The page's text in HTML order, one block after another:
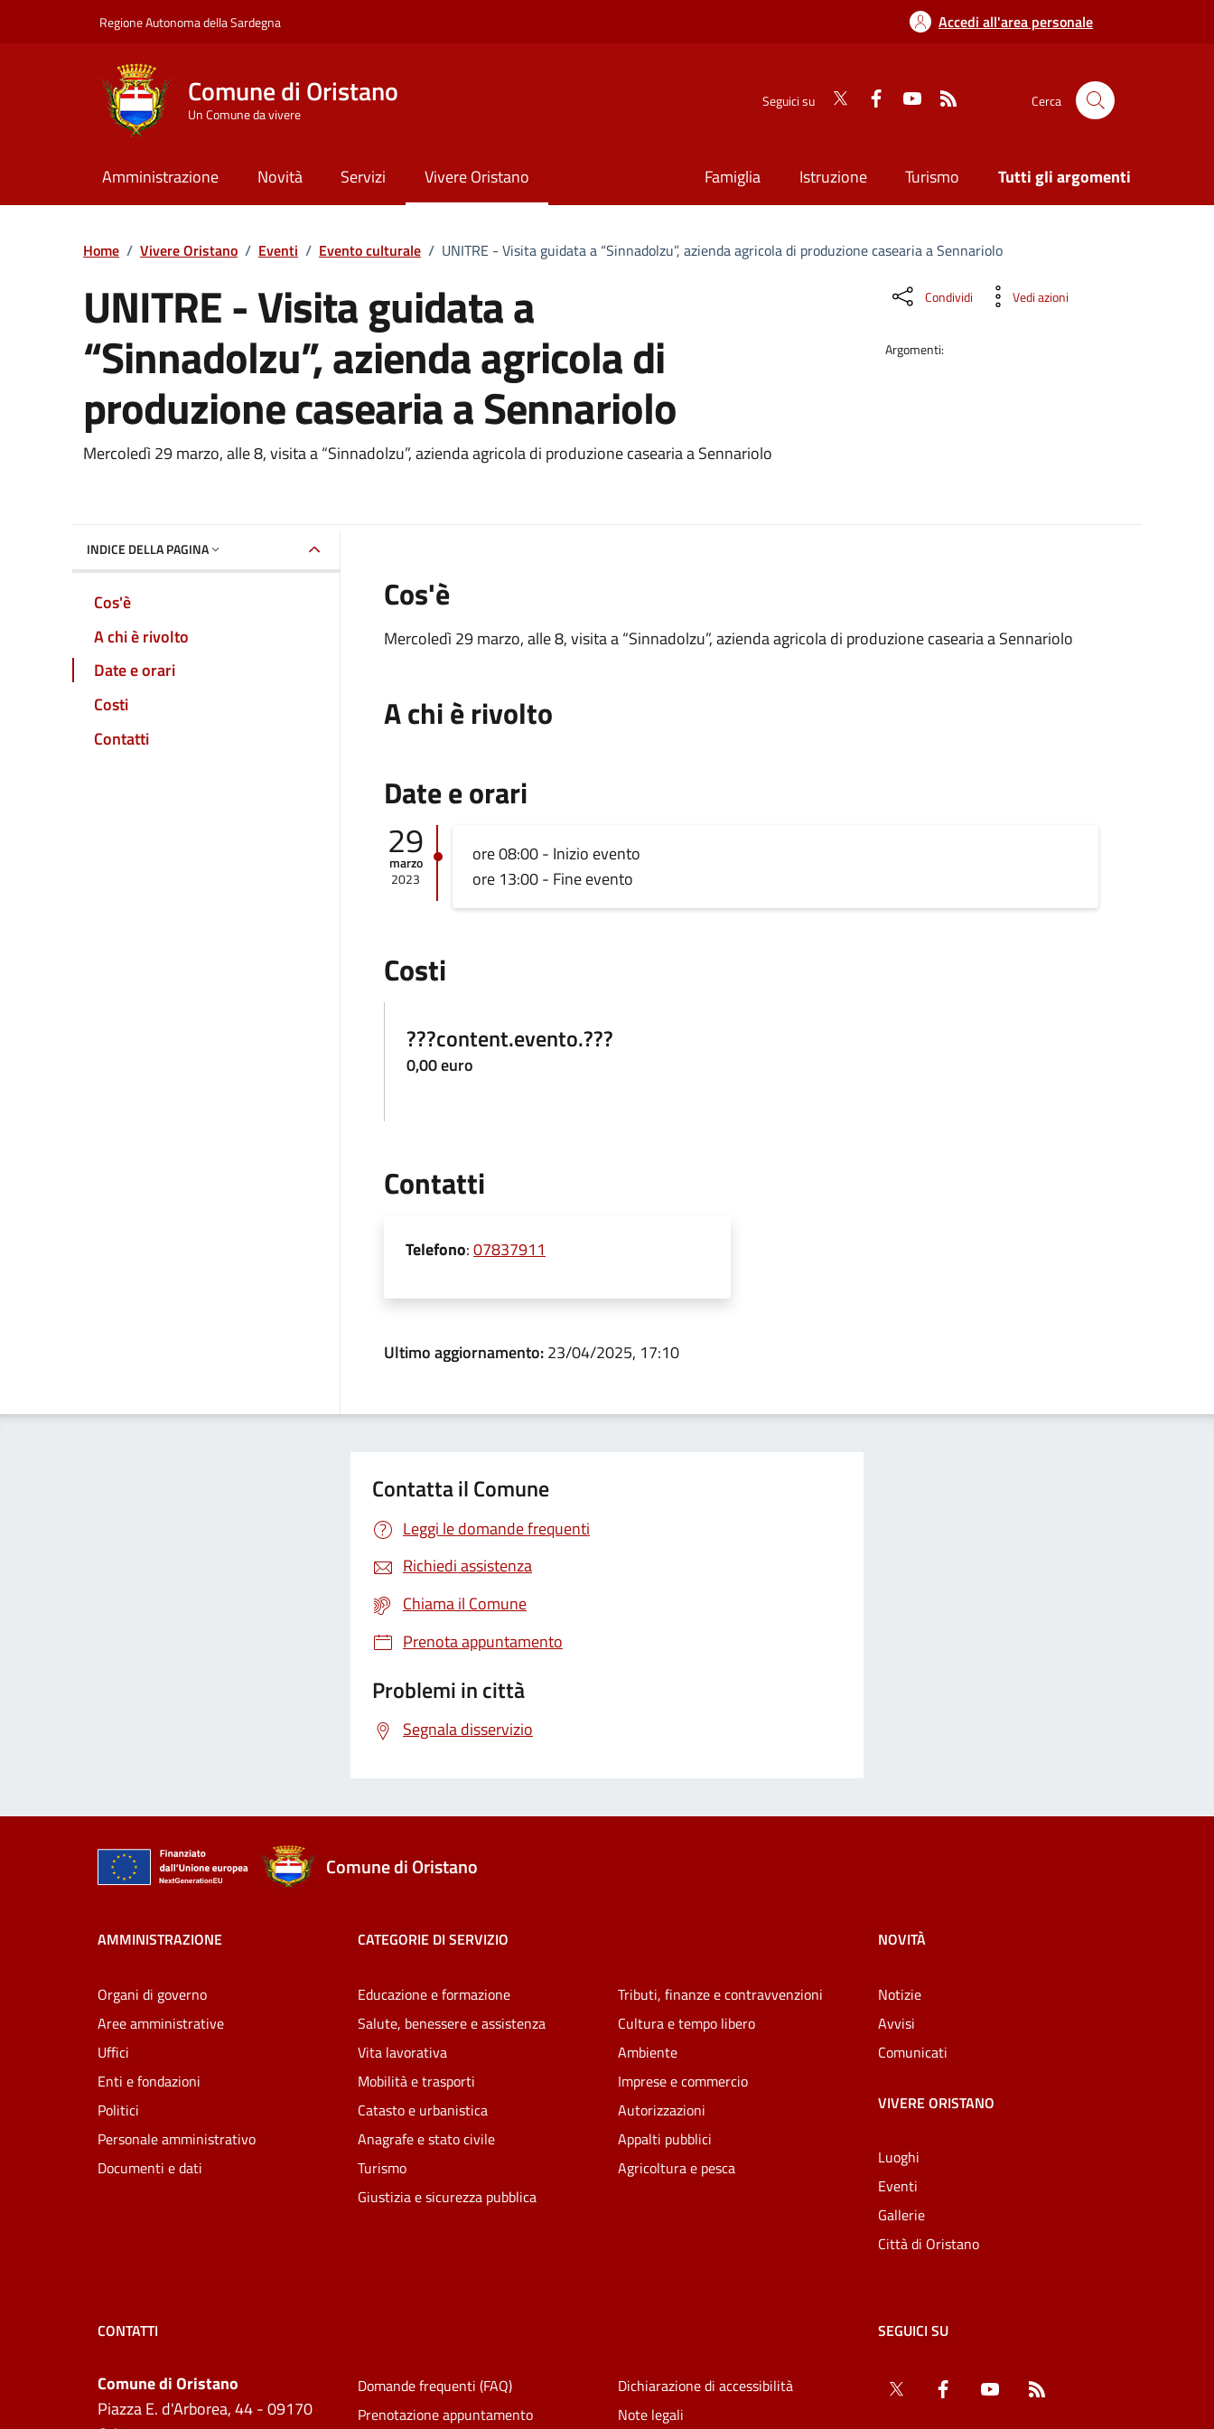
Regione Autonoma della Sardegna Accedi all'area personale
Comune di Oristano
Un Comune da vivere
Seguici su Cerca
Amministrazione Novità Servizi Vivere Oristano Famiglia Istruzione Turismo Tutti gli argomenti
Home / Vivere Oristano / Eventi / Evento culturale / UNITRE - Visita guidata a “Sinnadolzu”, azienda agricola di produzione casearia a Sennariolo
UNITRE - Visita guidata a
“Sinnadolzu”, azienda agricola di
produzione casearia a Sennariolo
Dettaglio dell'evento
Mercoledì 29 marzo, alle 8, visita a “Sinnadolzu”, azienda agricola di produzione casearia a Sennariolo
Condividi Vedi azioni
Argomenti:
INDICE DELLA PAGINA
Cos'è
A chi è rivolto
Date e orari
Costi
Contatti
Cos'è
Mercoledì 29 marzo, alle 8, visita a “Sinnadolzu”, azienda agricola di produzione casearia a Sennariolo
A chi è rivolto
Date e orari
29
marzo
2023
ore 08:00 - Inizio evento
ore 13:00 - Fine evento
Costi
???content.evento.???
0,00 euro
Contatti
Telefono:07837911
Ultimo aggiornamento:23/04/2025, 17:10
Contatta il Comune
Leggi le domande frequenti
Richiedi assistenza
Chiama il Comune
Prenota appuntamento
Problemi in città
Segnala disservizio
Comune di Oristano
AMMINISTRAZIONE
Organi di governo
Aree amministrative
Uffici
Enti e fondazioni
Politici
Personale amministrativo
Documenti e dati
CATEGORIE DI SERVIZIO
Educazione e formazione
Salute, benessere e assistenza
Vita lavorativa
Mobilità e trasporti
Catasto e urbanistica
Anagrafe e stato civile
Turismo
Giustizia e sicurezza pubblica
Tributi, finanze e contravvenzioni
Cultura e tempo libero
Ambiente
Imprese e commercio
Autorizzazioni
Appalti pubblici
Agricoltura e pesca
NOVITÀ
Notizie
Avvisi
Comunicati
VIVERE ORISTANO
Luoghi
Eventi
Gallerie
Città di Oristano
CONTATTI
Comune di Oristano
Piazza E. d'Arborea, 44 - 09170
Domande frequenti (FAQ)
Prenotazione appuntamento
Dichiarazione di accessibilità
Note legali
SEGUICI SU
Twitter Facebook YouTube